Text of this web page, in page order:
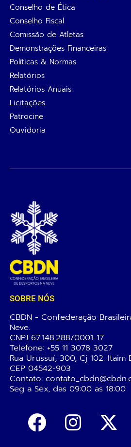
Conselho de Ética
Conselho Fiscal
Comissão de Atletas
Demonstrações Financeiras
Políticas & Normas
Relatórios
Relatórios Anuais
Licitações
Patrocine
Ouvidoria
SOBRE NÓS
CBDN - Confederação
Neve.
CNPJ 67.148.288/0001-17
Telefone: +55 11 3078 3027
Rua Urussuí, 300, Cj 102. Itaim
CEP 04542-903
Contato:
Seg a Sex, das 09:00 as 18:00